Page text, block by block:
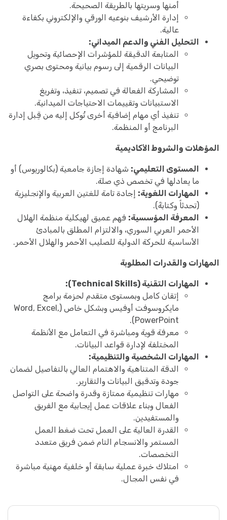
أمنها وسريتها بالطريقة الصحيحة.
إدارة الأرشيف بنوعيه الورقي والإلكتروني بكفاءة
عالية.
التحليل الفني والدعم الميداني:
المتابعة الدقيقة للمؤشرات الإحصائية وتحويل
البيانات الرقمية إلى رسوم بيانية ومحتوى بصري
توضيحي.
المشاركة الفعالة في تصميم، تنفيذ، وتفريغ
الاستبيانات وتقييمات الاحتياجات الميدانية.
تنفيذ أي مهام إضافية أخرى تُوكل إليه من قِبل إدارة
البرنامج أو المنظمة.
المؤهلات والشروط الأكاديمية
المستوى التعليمي: شهادة إجازة جامعية (بكالوريوس) أو
ما يعادلها في تخصص ذي صلة.
المهارات اللغوية: إجادة تامة للغتين العربية والإنجليزية
(تحدثاً وكتابةً).
المعرفة المؤسسية: فهم عميق لهيكلية منظمة الهلال
الأحمر العربي السوري، والالتزام المطلق بالمبادئ
الأساسية للحركة الدولية للصليب الأحمر والهلال الأحمر.
المهارات والقدرات المطلوبة
المهارات التقنية (Technical Skills):
إتقان كامل وبمستوى متقدم لحزمة برامج
مايكروسوفت أوفيس وبشكل خاص (Word, Excel,
PowerPoint).
معرفة قوية ومباشرة في التعامل مع الأنظمة
المختلفة لإدارة قواعد البيانات.
المهارات الشخصية والتنظيمية:
الدقة المتناهية والاهتمام العالي بالتفاصيل لضمان
جودة وتدقيق البيانات والتقارير.
مهارات تنظيمية ممتازة وقدرة واضحة على التواصل
الفعال وبناء علاقات عمل إيجابية مع الفريق
والمستفيدين.
القدرة العالية على العمل تحت ضغط العمل
المستمر والانسجام التام ضمن فريق متعدد
التخصصات.
امتلاك خبرة عملية سابقة أو خلفية مهنية مباشرة
في نفس المجال.